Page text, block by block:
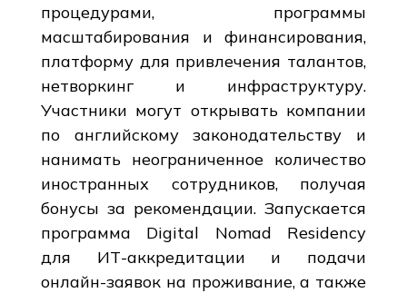
процедурами, программы
масштабирования и финансирования,
платформу для привлечения талантов,
нетворкинг и инфраструктуру.
Участники могут открывать компании
по английскому законодательству и
нанимать неограниченное количество
иностранных сотрудников, получая
бонусы за рекомендации. Запускается
программа Digital Nomad Residency
для ИТ-аккредитации и подачи
онлайн-заявок на проживание, а также